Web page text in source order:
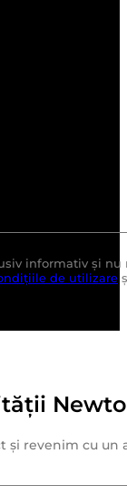
informativ și
de utilizare
și revenim cu un